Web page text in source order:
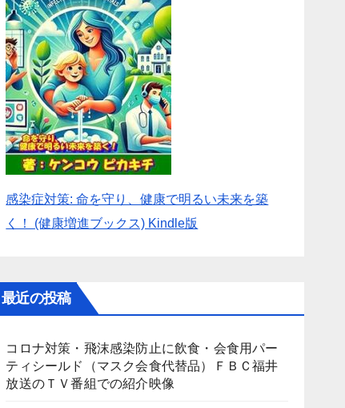
感染症対策: 命を守り、健康で明るい未来を築
く！ (健康増進ブックス) Kindle版
最近の投稿
コロナ対策・飛沫感染防止に飲食・会食用パー
ティシールド（マスク会食代替品）ＦＢＣ福井
放送のＴＶ番組での紹介映像